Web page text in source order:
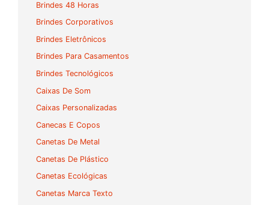
Brindes 48 Horas
Brindes Corporativos
Brindes Eletrônicos
Brindes Para Casamentos
Brindes Tecnológicos
Caixas De Som
Caixas Personalizadas
Canecas E Copos
Canetas De Metal
Canetas De Plástico
Canetas Ecológicas
Canetas Marca Texto